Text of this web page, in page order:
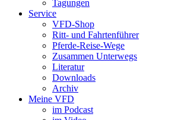
Tagungen
Service
VFD-Shop
Ritt- und Fahrtenführer
Pferde-Reise-Wege
Zusammen Unterwegs
Literatur
Downloads
Archiv
Meine VFD
im Podcast